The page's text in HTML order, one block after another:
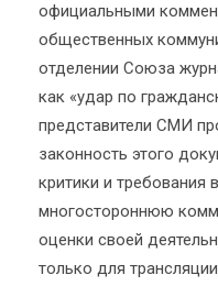
официальными
общественных
отделении Союза
как «удар по
представители СМИ
законность этого
критики и требования
многостороннюю
оценки своей
только для